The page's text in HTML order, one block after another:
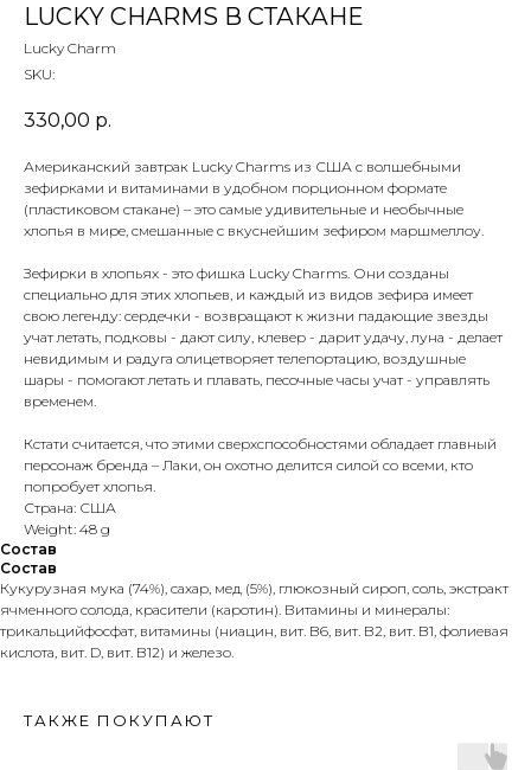
LUCKY CHARMS В СТАКАНЕ
Lucky Charm
SKU:
330,00 р.
Американский завтрак Lucky Charms из США с волшебными
зефирками и витаминами в удобном порционном формате
(пластиковом стакане) – это самые удивительные и необычные
хлопья в мире, смешанные с вкуснейшим зефиром маршмеллоу.
Зефирки в хлопьях - это фишка Lucky Charms. Они созданы
специально для этих хлопьев, и каждый из видов зефира имеет
свою легенду: сердечки - возвращают к жизни падающие звезды
учат летать, подковы - дают силу, клевер - дарит удачу, луна - делает
невидимым и радуга олицетворяет телепортацию, воздушные
шары - помогают летать и плавать, песочные часы учат - управлять
временем.
Кстати считается, что этими сверхспособностями обладает главный
персонаж бренда – Лаки, он охотно делится силой со всеми, кто
попробует хлопья.
Страна: США
Weight: 48 g
Состав
Состав
Кукурузная мука (74%), сахар, мед (5%), глюкозный сироп, соль, экстракт
ячменного солода, красители (каротин). Витамины и минералы:
трикальцийфосфат, витамины (ниацин, вит. B6, вит. B2, вит. B1, фолиевая
кислота, вит. D, вит. B12) и железо.
ТАКЖЕ ПОКУПАЮТ